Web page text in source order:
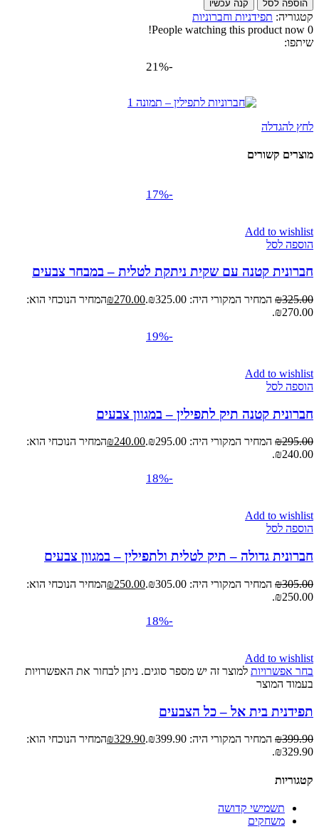
הוספה לסל קנה עכשיו
קטגוריה: תפידניות וחברוניות
0
People watching this product now!
שיתפו:
-21%
לחץ להגדלה
מוצרים קשורים
-17%
Add to wishlist
הוספה לסל
חברונית קטנה עם שקית ניתקת לטלית – במבחר צבעים
₪325.00 המחיר המקורי היה: ₪325.00. ₪270.00
המחיר הנוכחי הוא:
₪270.00.
-19%
Add to wishlist
הוספה לסל
חברונית קטנה תיק לתפילין – במגוון צבעים
₪295.00 המחיר המקורי היה: ₪295.00. ₪240.00
המחיר הנוכחי הוא:
₪240.00.
-18%
Add to wishlist
הוספה לסל
חברונית גדולה – תיק לטלית ולתפילין – במגוון צבעים
₪305.00 המחיר המקורי היה: ₪305.00. ₪250.00
המחיר הנוכחי הוא:
₪250.00.
-18%
Add to wishlist
בחר אפשרויות למוצר זה יש מספר סוגים. ניתן לבחור את האפשרויות
בעמוד המוצר
תפידנית בית אל – כל הצבעים
₪399.90 המחיר המקורי היה: ₪399.90. ₪329.90
המחיר הנוכחי הוא:
₪329.90.
קטגוריות
תשמישי קדושה
משחקים